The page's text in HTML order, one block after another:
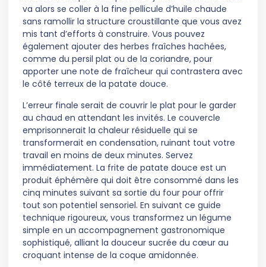
va alors se coller à la fine pellicule d’huile chaude
sans ramollir la structure croustillante que vous avez
mis tant d’efforts à construire. Vous pouvez
également ajouter des herbes fraîches hachées,
comme du persil plat ou de la coriandre, pour
apporter une note de fraîcheur qui contrastera avec
le côté terreux de la patate douce.
L’erreur finale serait de couvrir le plat pour le garder
au chaud en attendant les invités. Le couvercle
emprisonnerait la chaleur résiduelle qui se
transformerait en condensation, ruinant tout votre
travail en moins de deux minutes. Servez
immédiatement. La frite de patate douce est un
produit éphémère qui doit être consommé dans les
cinq minutes suivant sa sortie du four pour offrir
tout son potentiel sensoriel. En suivant ce guide
technique rigoureux, vous transformez un légume
simple en un accompagnement gastronomique
sophistiqué, alliant la douceur sucrée du cœur au
croquant intense de la coque amidonnée.